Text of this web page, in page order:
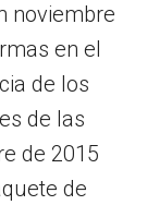
noviembre
en el
de los
de las
de 2015
de